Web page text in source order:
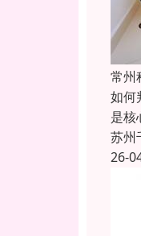
常州
如何
是‌核
苏州
26-